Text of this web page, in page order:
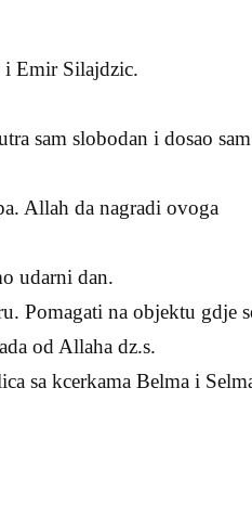
i Emir Silajdzic.
sam slobodan i dosao
Allah da nagradi ovoga
udarni dan.
Pomagati na objektu gdje
od Allaha dz.s.
sa kcerkama Belma i